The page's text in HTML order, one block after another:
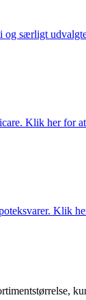
særligt
Klik her for
Klik